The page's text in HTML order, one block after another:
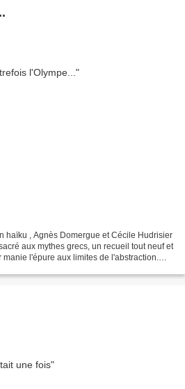
haïku , Agnès Domergue et Cécile Hudrisier
aux mythes grecs, un recueil tout neuf et
l'épure aux limites de l'abstraction.